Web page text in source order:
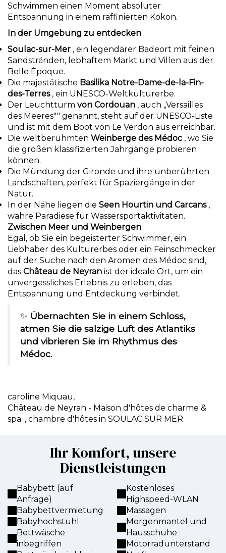
Schwimmen einen Moment absoluter
Entspannung in einem raffinierten Kokon.
In der Umgebung zu entdecken
Soulac-sur-Mer , ein legendärer Badeort mit feinen
Sandstränden, lebhaftem Markt und Villen aus der
Belle Époque.
Die majestätische Basilika Notre-Dame-de-la-Fin-
des-Terres, ein UNESCO-Weltkulturerbe.
Der Leuchtturm von Cordouan , auch „Versailles
des Meeres"" genannt, steht auf der UNESCO-Liste
und ist mit dem Boot von Le Verdon aus erreichbar.
Die weltberühmten Weinberge des Médoc , wo Sie
die großen klassifizierten Jahrgänge probieren
können.
Die Mündung der Gironde und ihre unberührten
Landschaften, perfekt für Spaziergänge in der
Natur.
In der Nähe liegen die Seen Hourtin und Carcans,
wahre Paradiese für Wassersportaktivitäten.
Zwischen Meer und Weinbergen
Egal, ob Sie ein begeisterter Schwimmer, ein
Liebhaber des Kulturerbes oder ein Feinschmecker
auf der Suche nach den Aromen des Médoc sind,
das Château de Neyran ist der ideale Ort, um ein
unvergessliches Erlebnis zu erleben, das
Entspannung und Entdeckung verbindet.
✨ Übernachten Sie in einem Schloss,
atmen Sie die salzige Luft des Atlantiks
und vibrieren Sie im Rhythmus des
Médoc.
caroline Miquau,
Château de Neyran - Maison d'hôtes de charme &
spa , chambre d'hôtes in SOULAC SUR MER
Ihr Komfort, unsere
Dienstleistungen
Babybett (auf
Anfrage)
Babybettvermietung
Babyhochstuhl
Bettwäsche
inbegriffen
Kostenloses
Highspeed-WLAN
Massagen
Morgenmantel und
Hausschuhe
Motorradunterstand